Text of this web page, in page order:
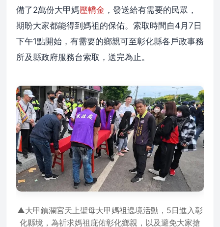
備了2萬份大甲媽壓轎金 ，發送給有需要的民眾，
期盼大家都能得到媽祖的保佑。索取時間自4月7日
下午1點開始，有需要的鄉親可至彰化縣各戶政事務
所及縣政府服務台索取，送完為止。
▲大甲鎮瀾宮天上聖母大甲媽祖遶境活動，5日進入彰
化縣境，為祈求媽祖庇佑彰化鄉親，以及避免大家搶